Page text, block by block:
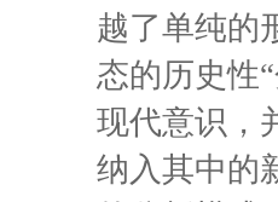
越了单纯的
态的历史性
现代意识，
纳入其中的